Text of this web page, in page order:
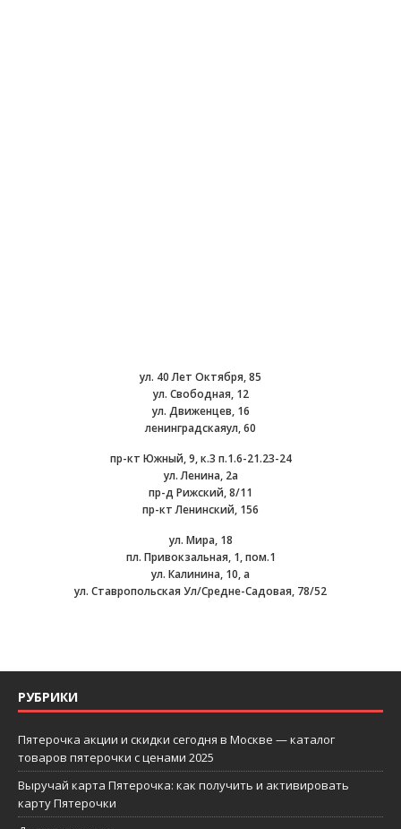
ул. 40 Лет Октября, 85
ул. Свободная, 12
ул. Движенцев, 16
ленинградскаяул, 60
пр-кт Южный, 9, к.3 п.1.6-21.23-24
ул. Ленина, 2а
пр-д Рижский, 8/11
пр-кт Ленинский, 156
ул. Мира, 18
пл. Привокзальная, 1, пом.1
ул. Калинина, 10, а
ул. Ставропольская Ул/Средне-Садовая, 78/52
РУБРИКИ
Пятерочка акции и скидки сегодня в Москве — каталог
товаров пятерочки с ценами 2025
Выручай карта Пятерочка: как получить и активировать
карту Пятерочки